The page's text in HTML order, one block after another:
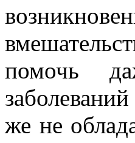
помочь
же не